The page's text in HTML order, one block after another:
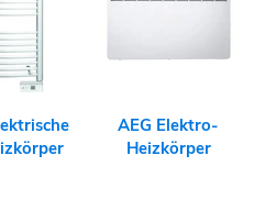
AEG Elektro-
Heizkörper